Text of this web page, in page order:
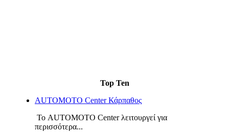
Top Ten
AUTOMOTO Center Κάρπαθος
Το AUTOMOTO Center λειτουργεί για
περισσότερα...